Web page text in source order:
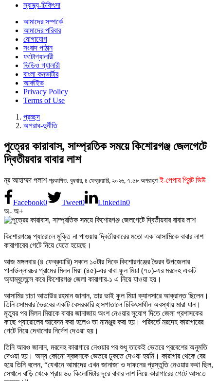
স্বাস্থ্য-চিকিৎসা
আমাদের সম্পর্কে
আমাদের পরিবার
যোগাযোগ
সংবাদ পাঠান
ফটোগ্যালারী
ভিডিও গ্যালারী
বাংলা কনভার্টার
আর্কাইভ
Privacy Policy
Terms of Use
প্রচ্ছদ
অপরাধ-দুর্নীতি
পুত্রের কারাবাস, সাম্প্রতিক সময়ে কিশোরগঞ্জ জেলগেটে
দ্বিতীয়বার বাবার লাশ
নূর আহাম্মদ পলাশ প্রকাশিত: বুধবার, ৪ ফেব্রুয়ারি, ২০২৬, ৭:৫৮ অপরাহ্ণ ই-পেপার প্রিন্ট ভিউ
Facebook0 Tweet0 LinkedIn0
অ- অ+
কিশোরগঞ্জে প্যারোলে মুক্তি না পাওয়ায় দ্বিতীয়বারের মতো এক আসামিকে বাবার লাশ
কারাগারের গেটে নিয়ে যেতে হয়েছে।
আজ মঙ্গলবার (৪ ফেব্রুয়ারি) সকাল ১০টার দিকে কিশোরগঞ্জের ভৈরব উপজেলার
পানাউল্লারচর গ্রামের মিলন মিয়া (৪৫)-এর বাবা ফুল মিয়া (৭০)-এর মরদেহ একটি
অ্যাম্বুলেন্সে করে কিশোরগঞ্জ জেলা কারাগার-১ এ নিয়ে যাওয়া হয়।
আসামির চাচা আতাউর রহমান জানান, তার ভাই ফুল মিয়া ক্যানসারে আক্রান্ত ছিলেন।
তিনি সোমবার ভৈরবের একটি বেসরকারি হাসপাতালে চিকিৎসাধীন অবস্থায় মারা যান।
মৃত্যুর পর মিলন মিয়াকে বাবার জানাজায় অংশ নেওয়ার সুযোগ দিতে জেলা প্রশাসকের
কাছে প্যারোলের আবেদন করা হলেও তা নামঞ্জুর করা হয়। পরিবর্তে মরদেহ কারাগারের
গেটে নিয়ে দেখানোর নির্দেশ দেওয়া হয়।
তিনি আরও জানান, মরদেহ কারাগারে নেওয়ার পর শুধু তাকেই ভেতরে প্রবেশের অনুমতি
দেওয়া হয়। অন্য কোনো স্বজনকে ভেতরে ঢুকতে দেওয়া হয়নি। কারাগার থেকে বের
হয়ে তিনি বলেন, “যেখানে আমাদের এখন জানাজা ও দাফনের প্রস্তুতি নেওয়ার কথা ছিল,
সেখানে বাড়ি থেকে প্রায় ৬০ কিলোমিটার দূরে বাবার লাশ নিয়ে কারাগারের গেটে আসতে